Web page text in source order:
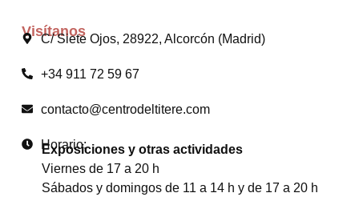
Visítanos
C/ Siete Ojos, 28922, Alcorcón (Madrid)
+34 911 72 59 67
contacto@centrodeltitere.com
Horario:
Exposiciones y otras actividades
Viernes de 17 a 20 h
Sábados y domingos de 11 a 14 h y de 17 a 20 h